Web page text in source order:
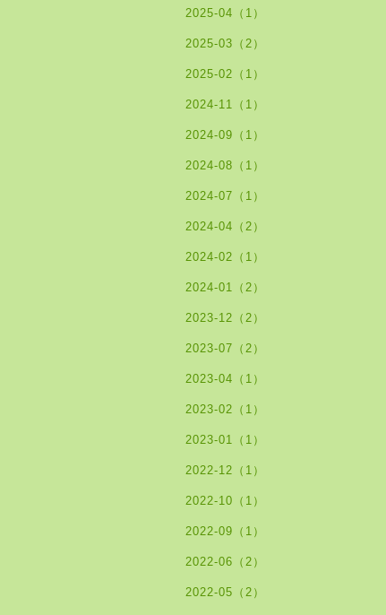
2025-04（1）
2025-03（2）
2025-02（1）
2024-11（1）
2024-09（1）
2024-08（1）
2024-07（1）
2024-04（2）
2024-02（1）
2024-01（2）
2023-12（2）
2023-07（2）
2023-04（1）
2023-02（1）
2023-01（1）
2022-12（1）
2022-10（1）
2022-09（1）
2022-06（2）
2022-05（2）